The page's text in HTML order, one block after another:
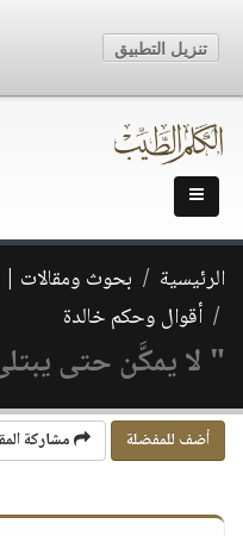
الرئيسية بحوث ومقالات |
أقوال وحكم خالدة
" لا يمكَّن حتى
أضف للمفضلة مشاركة
تنزيل التطبيق